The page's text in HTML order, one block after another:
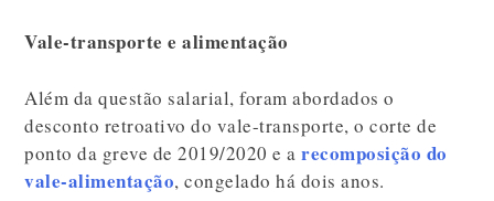
Vale-transporte e alimentação
Além da questão salarial, foram abordados o
desconto retroativo do vale-transporte, o corte de
ponto da greve de 2019/2020 e arecomposição do
vale-alimentação, congelado há dois anos.